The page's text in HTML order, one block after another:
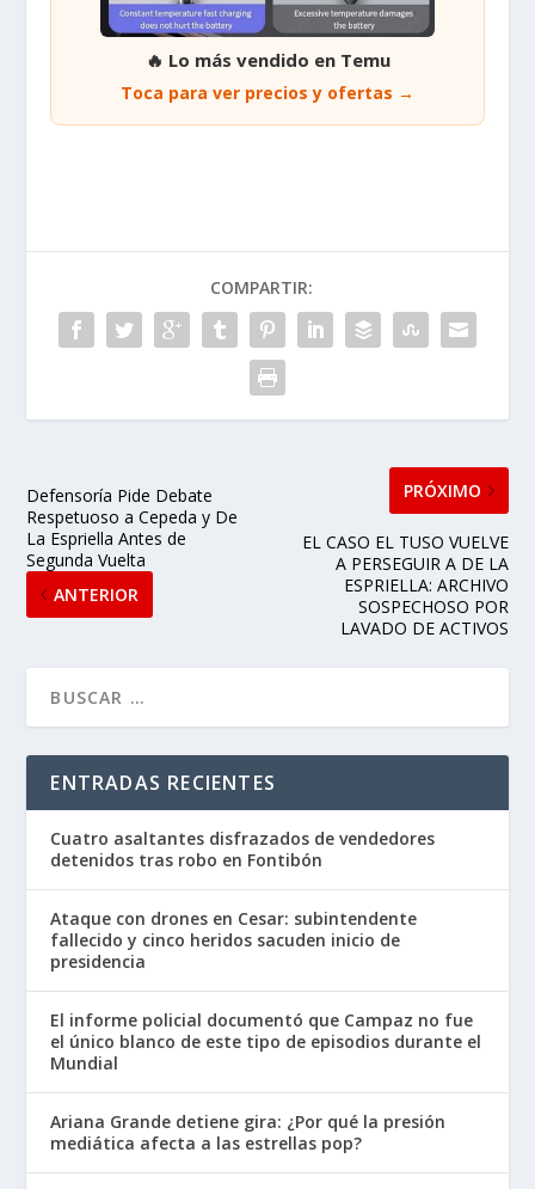
🔥 Lo más vendido en Temu
Toca para ver precios y ofertas →
COMPARTIR:
Defensoría Pide Debate
Respetuoso a Cepeda y De
La Espriella Antes de
Segunda Vuelta
ANTERIOR
PRÓXIMO
EL CASO EL TUSO VUELVE
A PERSEGUIR A DE LA
ESPRIELLA: ARCHIVO
SOSPECHOSO POR
LAVADO DE ACTIVOS
ENTRADAS RECIENTES
Cuatro asaltantes disfrazados de vendedores
detenidos tras robo en Fontibón
Ataque con drones en Cesar: subintendente
fallecido y cinco heridos sacuden inicio de
presidencia
El informe policial documentó que Campaz no fue
el único blanco de este tipo de episodios durante el
Mundial
Ariana Grande detiene gira: ¿Por qué la presión
mediática afecta a las estrellas pop?